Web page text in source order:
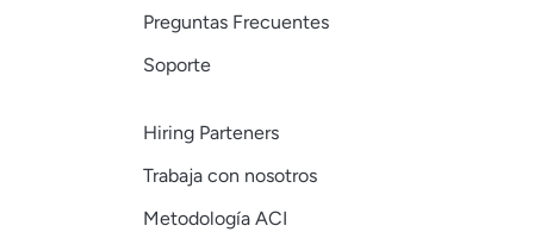
Preguntas Frecuentes
Soporte
Hiring Parteners
Trabaja con nosotros
Metodología ACI